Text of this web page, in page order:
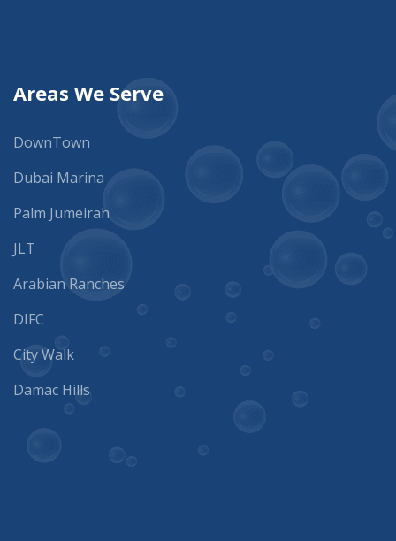
Areas We Serve
DownTown
Dubai Marina
Palm Jumeirah
JLT
Arabian Ranches
DIFC
City Walk
Damac Hills